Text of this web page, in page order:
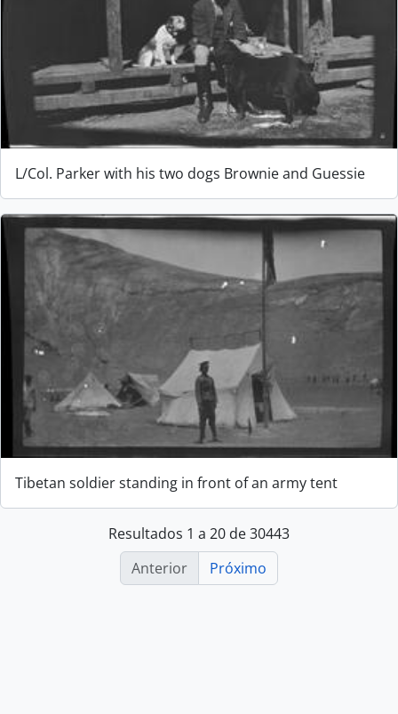
L/Col. Parker with his two dogs Brownie and Guessie
Tibetan soldier standing in front of an army tent
Resultados 1 a 20 de 30443
Anterior
Próximo